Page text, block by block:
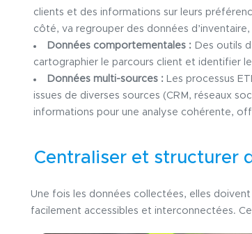
clients et des informations sur leurs
côté, va regrouper des données
Données comportementales : Des outils
cartographier le parcours client et identifier
Données multi-sources : Les processus
issues de diverses sources (CRM, réseaux
informations pour une analyse cohérente,
Centraliser et structurer
Une fois les données collectées, elles
facilement accessibles et interconnectées.